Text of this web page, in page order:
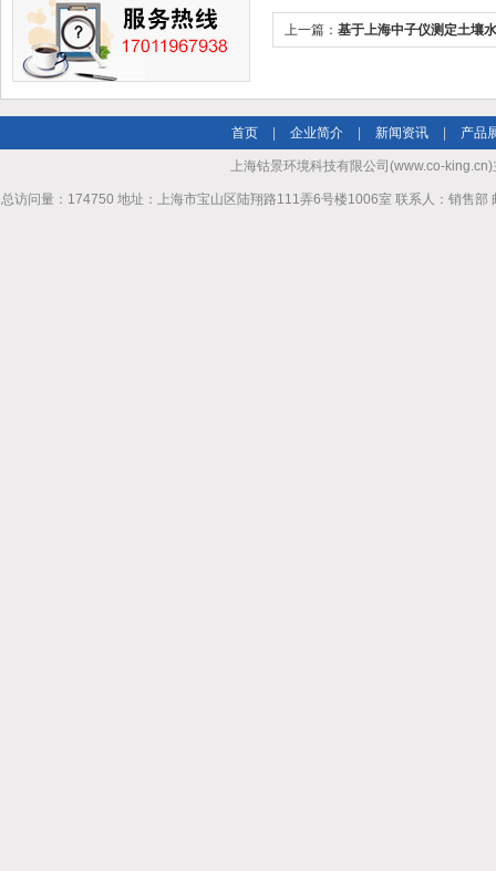
上一篇： 基于上海中子仪测定土壤
首页 企业简介 新闻资讯 产品
上海钴景环境科技有限公司(www.co-king.cn)
总访问量：174750 地址：上海市宝山区陆翔路111弄6号楼1006室 联系人：销售